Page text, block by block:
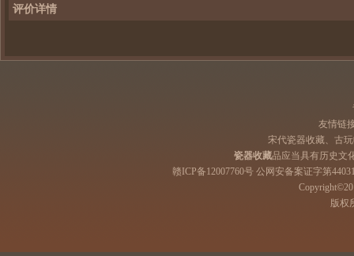
评价详情
友情链
宋代瓷器收藏、古
瓷器收藏品应当具有历史文
赣ICP备12007760号 公网安备案证字第
版权